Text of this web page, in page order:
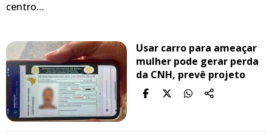
centro…
Usar carro para ameaçar
mulher pode gerar perda
da CNH, prevê projeto